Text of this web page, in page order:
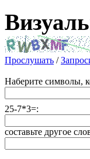
Прослушать /
Наберите символы,
25-7*3=:
составьте другое